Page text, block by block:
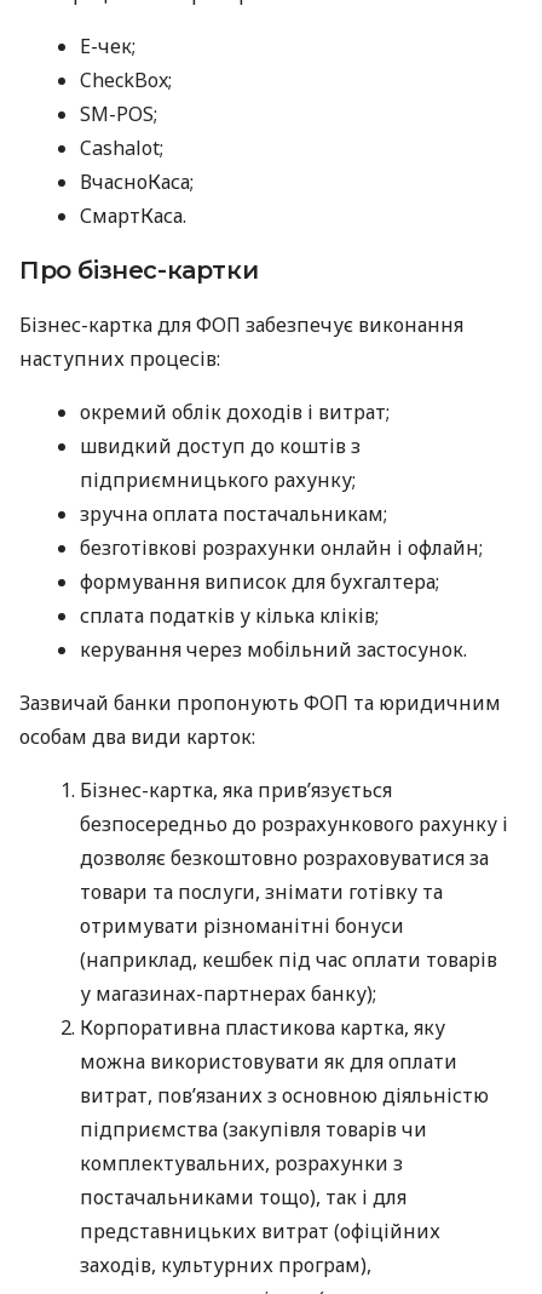
E-чек;
CheckBox;
SM-POS;
Cashalot;
ВчасноКаса;
СмартКаса.
Про бізнес-картки
Бізнес-картка для ФОП забезпечує виконання
наступних процесів:
окремий облік доходів і витрат;
швидкий доступ до коштів з
підприємницького рахунку;
зручна оплата постачальникам;
безготівкові розрахунки онлайн і офлайн;
формування виписок для бухгалтера;
сплата податків у кілька кліків;
керування через мобільний застосунок.
Зазвичай банки пропонують ФОП та юридичним
особам два види карток:
Бізнес-картка, яка прив’язується
безпосередньо до розрахункового рахунку і
дозволяє безкоштовно розраховуватися за
товари та послуги, знімати готівку та
отримувати різноманітні бонуси
(наприклад, кешбек під час оплати товарів
у магазинах-партнерах банку);
Корпоративна пластикова картка, яку
можна використовувати як для оплати
витрат, пов’язаних з основною діяльністю
підприємства (закупівля товарів чи
комплектувальних, розрахунки з
постачальниками тощо), так і для
представницьких витрат (офіційних
заходів, культурних програм),